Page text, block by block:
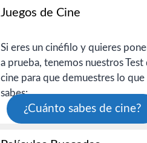
Juegos de Cine
Si eres un cinéfilo y quieres
a prueba, tenemos nuestros Test
cine para que demuestres lo que
sabes:
¿Cuánto sabes de cine?